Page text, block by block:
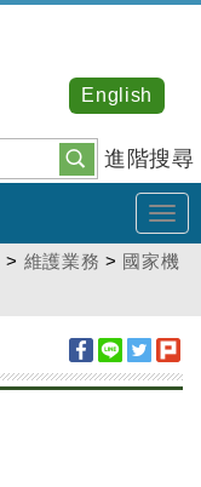
進階搜尋
English
> 維護業務 > 國家機